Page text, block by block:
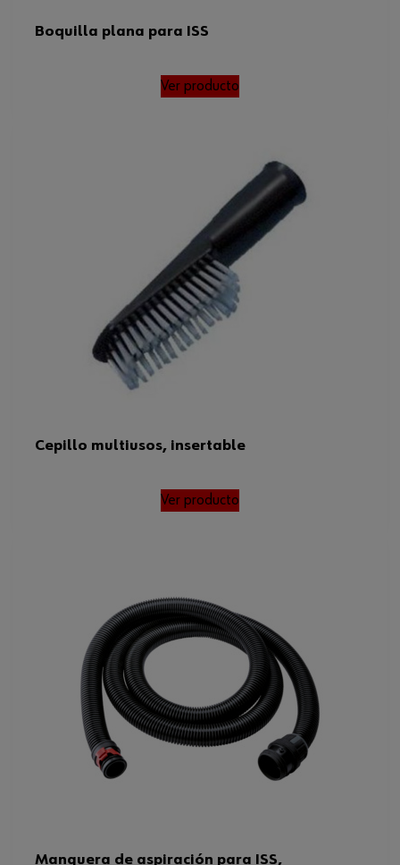
Boquilla plana para ISS
Ver producto
Cepillo multiusos, insertable
Ver producto
Manguera de aspiración para ISS,